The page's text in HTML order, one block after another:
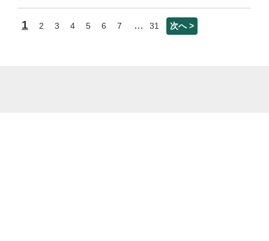
1 2 3 4 5 6 7 … 31 次へ >